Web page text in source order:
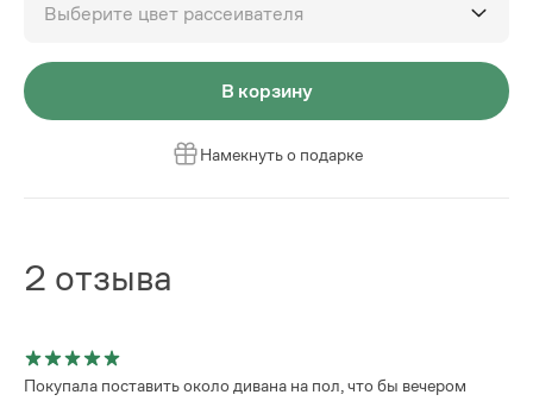
Выберите цвет рассеивателя
В корзину
Намекнуть о подарке
2 отзыва
Покупала поставить около дивана на пол, что бы вечером